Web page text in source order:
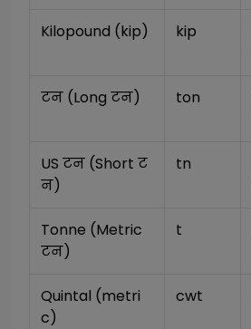
Kilopound (kip) kip
टन (Long टन) ton
US टन (Short ट
न)
tn
Tonne (Metric
टन)
t
Quintal (metri
c)
cwt